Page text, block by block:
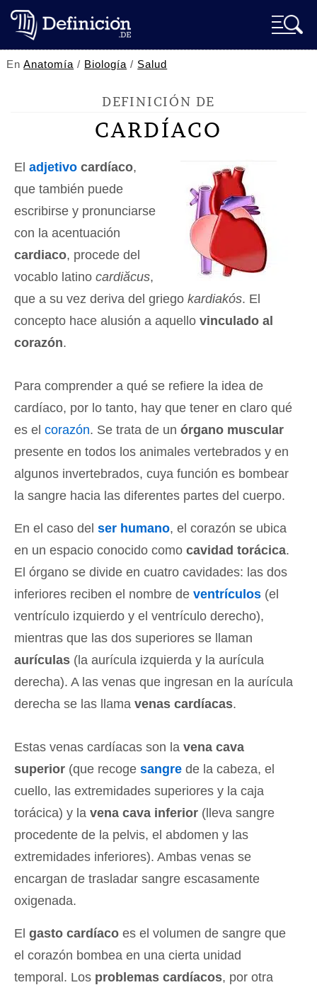
EnAnatomía / Biología / Salud
DEFINICIÓN DE
CARDÍACO
El adjetivo cardíaco,
que también puede
escribirse y pronunciarse
con la acentuación
cardiaco, procede del
vocablo latino cardiăcus,
que a su vez deriva del griego kardiakós. El
concepto hace alusión a aquello vinculado al
corazón.
Para comprender a qué se refiere la idea de
cardíaco, por lo tanto, hay que tener en claro qué
es el corazón. Se trata de un órgano muscular
presente en todos los animales vertebrados y en
algunos invertebrados, cuya función es bombear
la sangre hacia las diferentes partes del cuerpo.
En el caso del ser humano, el corazón se ubica
en un espacio conocido como cavidad torácica.
El órgano se divide en cuatro cavidades: las dos
inferiores reciben el nombre de ventrículos (el
ventrículo izquierdo y el ventrículo derecho),
mientras que las dos superiores se llaman
aurículas (la aurícula izquierda y la aurícula
derecha). A las venas que ingresan en la aurícula
derecha se las llama venas cardíacas.
Estas venas cardíacas son la vena cava
superior (que recoge sangre de la cabeza, el
cuello, las extremidades superiores y la caja
torácica) y la vena cava inferior (lleva sangre
procedente de la pelvis, el abdomen y las
extremidades inferiores). Ambas venas se
encargan de trasladar sangre escasamente
oxigenada.
El gasto cardíaco es el volumen de sangre que
el corazón bombea en una cierta unidad
temporal. Los problemas cardíacos, por otra